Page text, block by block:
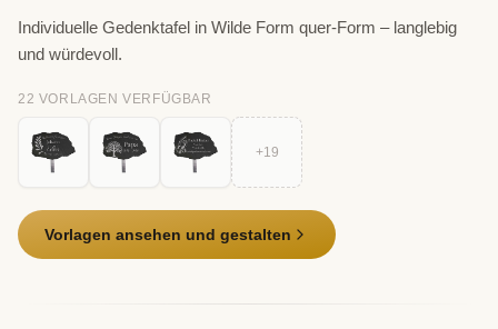
Individuelle Gedenktafel in Wilde Form quer-Form – langlebig
und würdevoll.
22 VORLAGE N VERFÜGBAR
+19
Vorlagen ansehen und gestalten